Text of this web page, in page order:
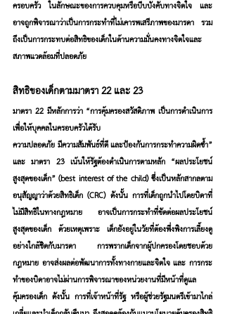
ครอบครัว ในลักษณะของการควบคุมหรือบีบบังคับทางจิตใจ และ
อาจถูกพิจารณาว่าเป็นการกระทำที่ไม่เคารพเสรีภาพของมารดา รวม
ถึงเป็นการกระทบต่อสิทธิของเด็กในด้านความมั่นคงทางจิตใจและ
สภาพแวดล้อมที่ปลอดภัย
สิทธิของเด็กตามมาตรา 22 และ 23
มาตรา 22 มีหลักการว่า “การคุ้มครองสวัสดิภาพ เป็นการดำเนินการ
เพื่อให้บุคคลในครอบครัวได้รับ
ความปลอดภัย มีความสัมพันธ์ที่ดี และป้องกันการกระทำความผิดซ้ำ”
และ มาตรา 23 เน้นให้รัฐต้องดำเนินการตามหลัก “ผลประโยชน์
สูงสุดของเด็ก” (best interest of the child) ซึ่งเป็นหลักสากลตาม
อนุสัญญาว่าด้วยสิทธิเด็ก (CRC) ดังนั้น การที่เด็กถูกนำไปโดยบิดาที่
ไม่มีสิทธิในทางกฎหมาย อาจเป็นการกระทำที่ขัดต่อผลประโยชน์
สูงสุดของเด็ก ด้วยเหตุเพราะ เด็กยังอยู่ในวัยที่ต้องพึ่งพิงการเลี้ยงดู
อย่างใกล้ชิดกับมารดา การพรากเด็กจากผู้ปกครองโดยชอบด้วย
กฎหมาย อาจส่งผลต่อพัฒนาการทั้งทางกายและจิตใจ และ การกระ
ทำของบิดาอาจไม่ผ่านการพิจารณาของหน่วยงานที่มีหน้าที่ดูแล
คุ้มครองเด็ก ดังนั้น การที่เจ้าหน้าที่รัฐ หรือผู้ช่วยรัฐมนตรีเข้ามาไกล่